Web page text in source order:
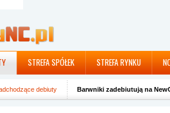
STREFA SPÓŁEK STREFA RYNKU
debiuty Barwniki zadebiutują na